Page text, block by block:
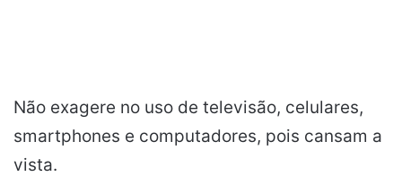
Não exagere no uso de televisão, celulares,
smartphones e computadores, pois cansam a
vista.